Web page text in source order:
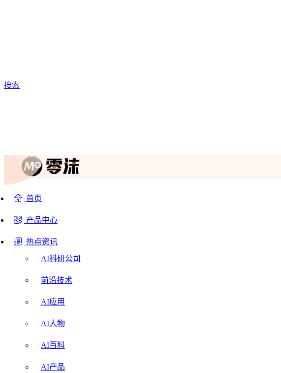
搜索
首页
产品中心
热点资讯
AI科研公司
前沿技术
AI应用
AI人物
AI百科
AI产品